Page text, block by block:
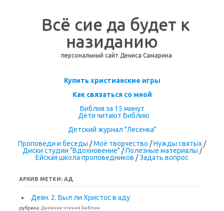
Всё сие да будет к
назиданию
персональный сайт Дениса Самарина
Перейти к содержимому
Купить христианские игры
Как связаться со мной
Библия за 15 минут
Дети читают Библию
Детский журнал "Лесенка"
Проповеди и беседы /Моё творчество /Нужды святых /
Диски студии "Вдохновение" /Полезные материалы /
Ейская школа проповедников /Задать вопрос
АРХИВ МЕТКИ: АД
Деян. 2. Был ли Христос в аду
рубрика: Дневник чтения Библии